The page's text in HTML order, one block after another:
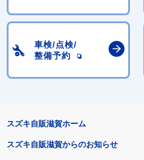
車検/点検/
整備予約
スズキ自販滋賀ホーム
スズキ自販滋賀からのお知らせ